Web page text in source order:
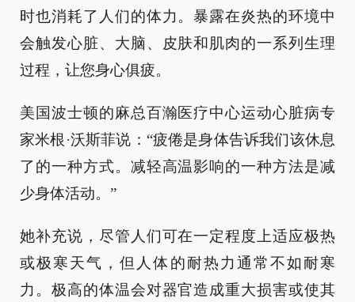
时也消耗了人们的体力。暴露在炎热的环境中
会触发心脏、大脑、皮肤和肌肉的一系列生理
过程，让您身心俱疲。
美国波士顿的麻总百瀚医疗中心运动心脏病专
家米根·沃斯菲说：“疲倦是身体告诉我们该休息
了的一种方式。减轻高温影响的一种方法是减
少身体活动。”
她补充说，尽管人们可在一定程度上适应极热
或极寒天气，但人体的耐热力通常不如耐寒
力。极高的体温会对器官造成重大损害或使其